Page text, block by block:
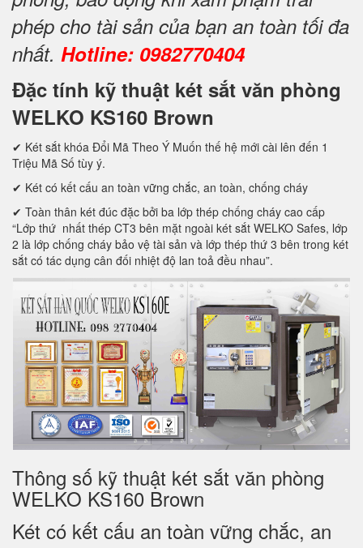
phép cho tài sản của bạn an toàn tối đa
nhất. Hotline: 0982770404
Đặc tính kỹ thuật két sắt văn phòng
WELKO KS160 Brown
✔ Két sắt khóa Đổi Mã Theo Ý Muốn thế hệ mới cài lên đến 1
Triệu Mã Số tùy ý.
✔ Két có kết cấu an toàn vững chắc, an toàn, chống cháy
✔ Toàn thân két đúc đặc bởi ba lớp thép chống cháy cao cấp
“Lớp thứ nhất thép CT3 bên mặt ngoài két sắt WELKO Safes, lớp
2 là lớp chống cháy bảo vệ tài sản và lớp thép thứ 3 bên trong két
sắt có tác dụng cân đối nhiệt độ lan toả đều nhau”.
Thông số kỹ thuật két sắt văn phòng
WELKO KS160 Brown
Két có kết cấu an toàn vững chắc, an